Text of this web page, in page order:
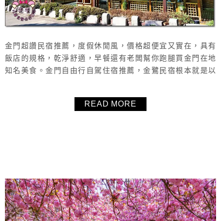
金門超讚民宿推薦，度假休閒風，價格超便宜又實在，具有
飯店的規格，乾淨舒適，早餐還有老闆幫你跑腿買金門在地
知名美食。金門自由行自駕住宿推薦，金鷺民宿根本就是以
READ MORE
About